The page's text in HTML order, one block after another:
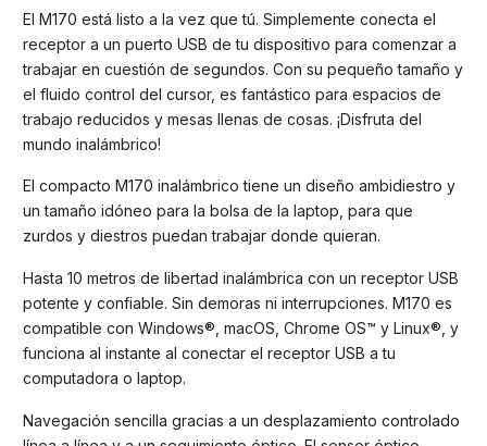
El M170 está listo a la vez que tú. Simplemente conecta el
receptor a un puerto USB de tu dispositivo para comenzar a
trabajar en cuestión de segundos. Con su pequeño tamaño y
el fluido control del cursor, es fantástico para espacios de
trabajo reducidos y mesas llenas de cosas. ¡Disfruta del
mundo inalámbrico!
El compacto M170 inalámbrico tiene un diseño ambidiestro y
un tamaño idóneo para la bolsa de la laptop, para que
zurdos y diestros puedan trabajar donde quieran.
Hasta 10 metros de libertad inalámbrica con un receptor USB
potente y confiable. Sin demoras ni interrupciones. M170 es
compatible con Windows®, macOS, Chrome OS™ y Linux®, y
funciona al instante al conectar el receptor USB a tu
computadora o laptop.
Navegación sencilla gracias a un desplazamiento controlado